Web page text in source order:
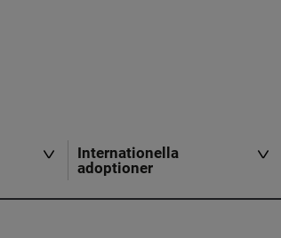
Internationella
adoptioner